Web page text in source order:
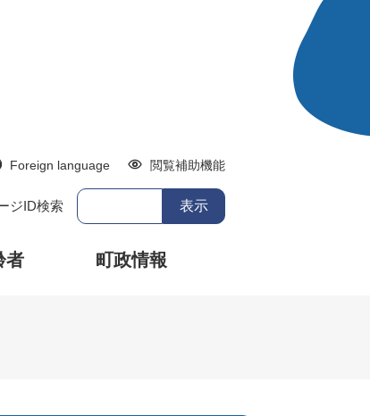
Foreign language 閲覧補助機能
ジID検索
者 町政情報